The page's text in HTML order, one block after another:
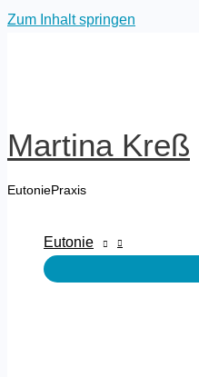
Zum Inhalt springen
Martina Kreß
EutoniePraxis
Eutonie